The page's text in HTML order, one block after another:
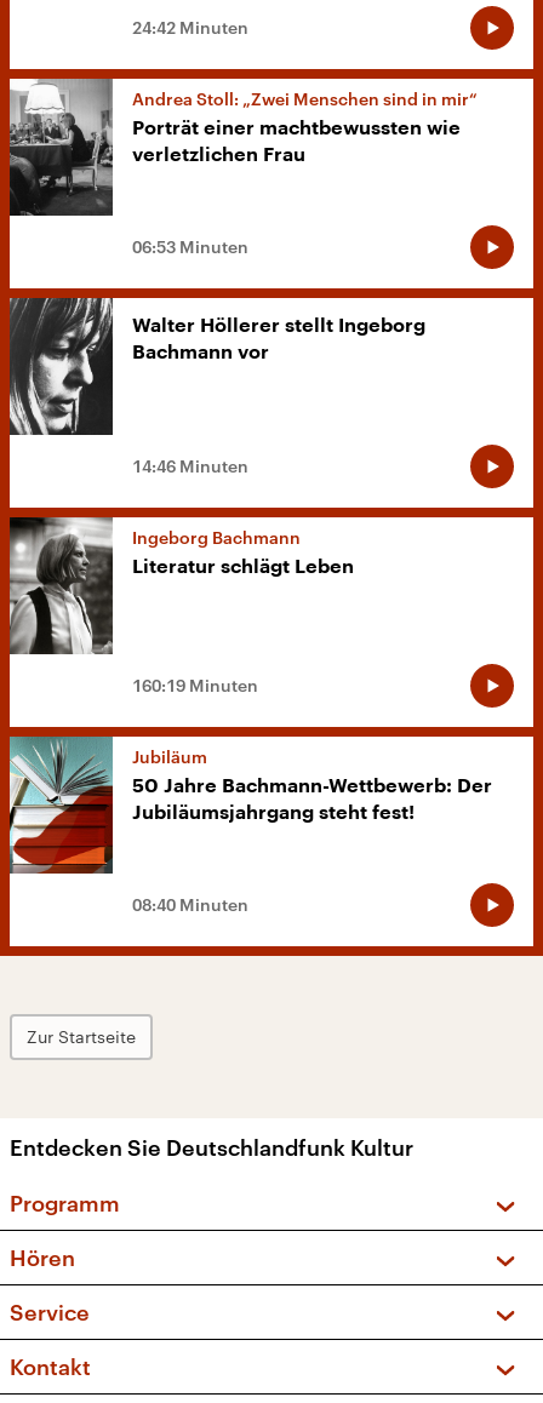
24:42 Minuten
Andrea Stoll: „Zwei Menschen sind in mir“
Porträt einer machtbewussten wie
verletzlichen Frau
06:53 Minuten
Walter Höllerer stellt Ingeborg
Bachmann vor
14:46 Minuten
Ingeborg Bachmann
Literatur schlägt Leben
160:19 Minuten
Jubiläum
50 Jahre Bachmann-Wettbewerb: Der
Jubiläumsjahrgang steht fest!
08:40 Minuten
Zur Startseite
Entdecken Sie Deutschlandfunk Kultur
Programm
Sendungen und Podcasts
Musikliste
Kakadu – Das Kinderprogramm
Hören
Frequenzen (UKW + DAB+)
Service
FAQ
Apps
Kontakt